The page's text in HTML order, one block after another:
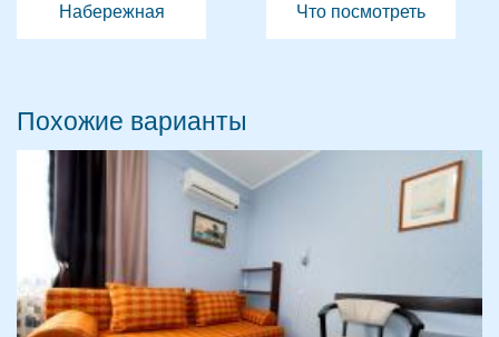
Набережная Что посмотреть
Похожие варианты